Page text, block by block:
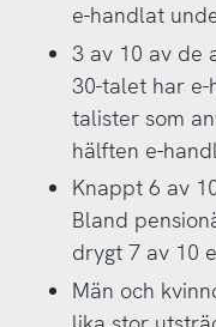
e-handlat
3 av 10 av de
30-talet har
talister som
hälften e-
Knappt 6 av
Bland
drygt 7 av 10
Män och